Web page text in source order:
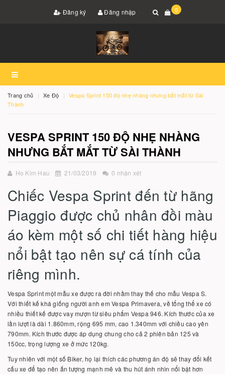
Đăng ký Đăng nhập 0
Trang chủ Xe Độ
Vespa Sprint 150 độ nhẹ nhàng nhưng bắt mắt từ Sài
Thành
VESPA SPRINT 150 ĐỘ NHẸ NHÀNG
NHƯNG BẮT MẮT TỪ SÀI THÀNH
Ho Kim Hau 21/03/2019 0 nhận xét
Chiếc Vespa Sprint đến từ hãng
Piaggio được chủ nhân đồi màu
áo kèm một số chi tiết hàng hiệu
nổi bật tạo nên sự cá tính của
riêng mình.
Vespa Sprint một mẫu xe được ra đời nhầm thay thế cho mẫu Vespa S.
Với thiết kế khá giống người anh em Vespa Primavera, về tổng thể xe có
nhiều thiết kế được vay mượn từ siêu phẩm Vespa 946. Kích thước của xe
lần lượt là dài 1.860mm, rộng 695 mm, cao 1.340mm với chiều cao yên
790mm. Kích thước được áp dụng chung cho cả 2 phiên bản 125 và
150cc, trọng lượng xe ở mức 120kg.
Tuy nhiên với một số Biker, họ lại thích các phương án độ sẽ thay đổi kết
cấu xe để tạo nên ấn tượng mạnh mẽ và thu hút ánh nhìn nổi bật hơn